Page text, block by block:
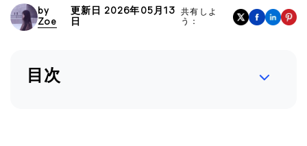
by
Zoe
更新日 2026年05月13
日
共有しよ
う：
目次